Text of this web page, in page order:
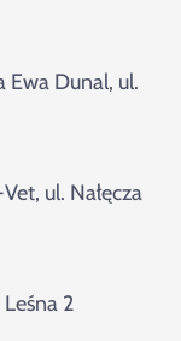
Dunal, ul.
ul. Nałęcza
2